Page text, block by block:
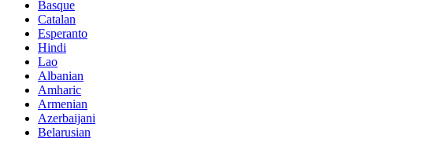
Basque
Catalan
Esperanto
Hindi
Lao
Albanian
Amharic
Armenian
Azerbaijani
Belarusian